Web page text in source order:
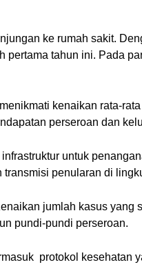
ke rumah sakit.
tahun ini. Pada
kenaikan rata-
perseroan dan
untuk
penularan di
jumlah kasus yang
pundi-pundi perseroan.
protokol kesehatan